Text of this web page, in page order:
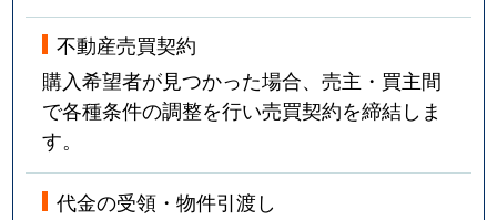
不動産売買契約
購入希望者が見つかった場合、売主・買主間
で各種条件の調整を行い売買契約を締結しま
す。
代金の受領・物件引渡し